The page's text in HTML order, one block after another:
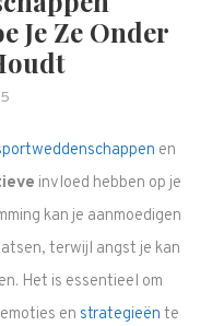
Je Ze Onder
en
invloed hebben op je
kan je aanmoedigen
terwijl angst je kan
Het is essentieel om
en strategieën te